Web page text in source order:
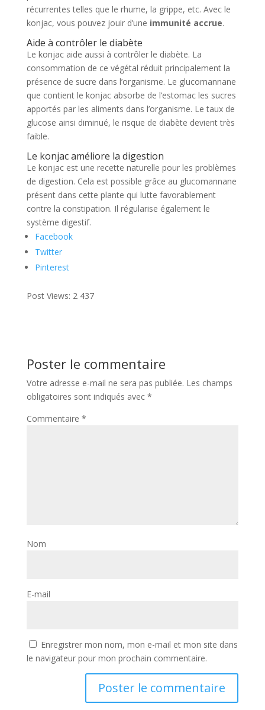
récurrentes telles que le rhume, la grippe, etc. Avec le
konjac, vous pouvez jouir d’une immunité accrue.
Aide à contrôler le diabète
Le konjac aide aussi à contrôler le diabète. La
consommation de ce végétal réduit principalement la
présence de sucre dans l’organisme. Le glucomannane
que contient le konjac absorbe de l’estomac les sucres
apportés par les aliments dans l’organisme. Le taux de
glucose ainsi diminué, le risque de diabète devient très
faible.
Le konjac améliore la digestion
Le konjac est une recette naturelle pour les problèmes
de digestion. Cela est possible grâce au glucomannane
présent dans cette plante qui lutte favorablement
contre la constipation. Il régularise également le
système digestif.
Facebook
Twitter
Pinterest
Post Views: 2 437
Poster le commentaire
Votre adresse e-mail ne sera pas publiée. Les champs
obligatoires sont indiqués avec *
Commentaire *
Nom
E-mail
Enregistrer mon nom, mon e-mail et mon site dans
le navigateur pour mon prochain commentaire.